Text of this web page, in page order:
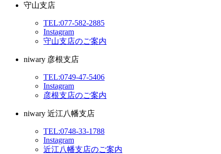
守山支店
TEL:077-582-2885
Instagram
守山支店のご案内
niwary 彦根支店
TEL:0749-47-5406
Instagram
彦根支店のご案内
niwary 近江八幡支店
TEL:0748-33-1788
Instagram
近江八幡支店のご案内